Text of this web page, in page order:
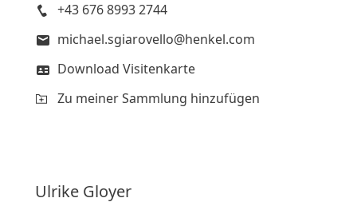
+43 676 8993 2744
michael.sgiarovello@henkel.com
Download Visitenkarte
Zu meiner Sammlung hinzufügen
Ulrike Gloyer